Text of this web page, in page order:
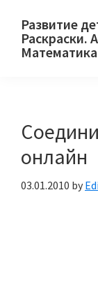
primary
main
primary
Развитие
Раскраски.
и
их
онлайн
03.01.2010 by